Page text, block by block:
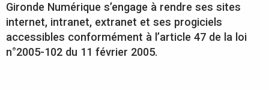
Gironde Numérique s’engage à rendre ses sites
internet, intranet, extranet et ses progiciels
accessibles conformément à l’article 47 de la loi
n°2005-102 du 11 février 2005.